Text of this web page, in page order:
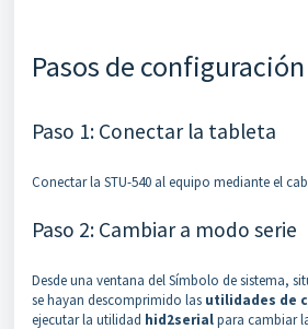
Pasos de configuración
Paso 1: Conectar la tableta
Conectar la STU-540 al equipo mediante el
Paso 2: Cambiar a modo serie
Desde una ventana del Símbolo de sistema,
se hayan descomprimido las utilidades de
ejecutar la utilidad hid2serialpara cambiar